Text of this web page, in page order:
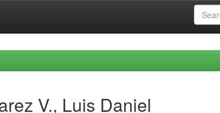
V., Luis Daniel